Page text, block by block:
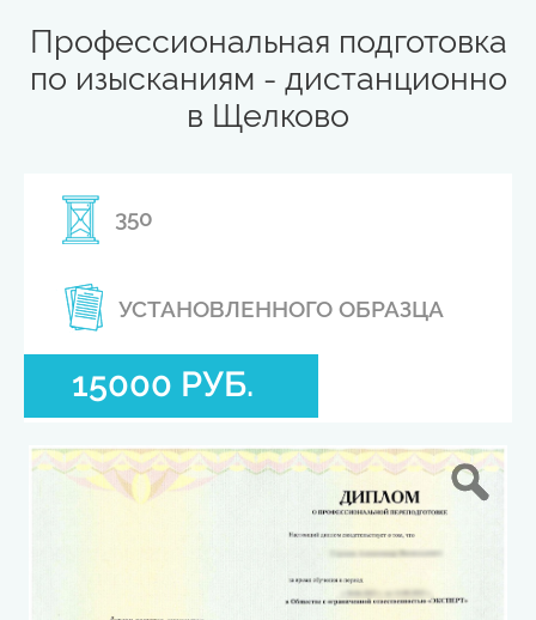
Профессиональная подготовка
по изысканиям - дистанционно
в Щелково
350
УСТАНОВЛЕННОГО ОБРАЗЦА
15000 РУБ.